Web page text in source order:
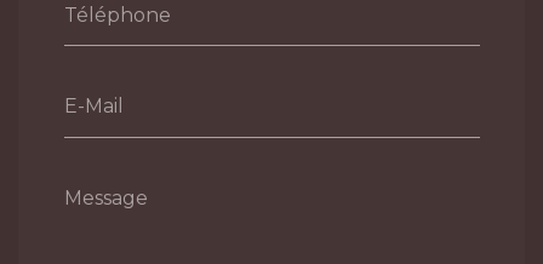
Téléphone
E-Mail
Message